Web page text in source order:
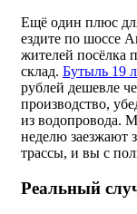
Ещё один плюс
ездите по шоссе
жителей посёлка
склад. Бутыль 19
рублей дешевле
производство,
из водопровода.
неделю заезжают
трассы, и вы с
Реальный